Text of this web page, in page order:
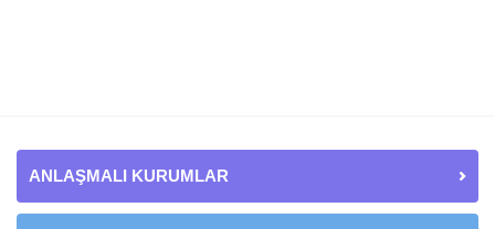
ANLAŞMALI KURUMLAR